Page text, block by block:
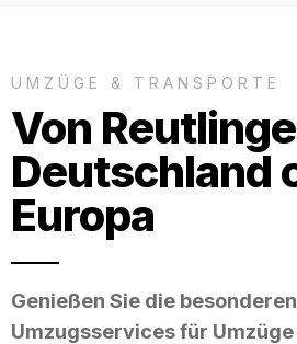
UMZÜGE & TRANSPORTE
Von
Deutschland
Europa
Genießen Sie die
Umzugsservices für